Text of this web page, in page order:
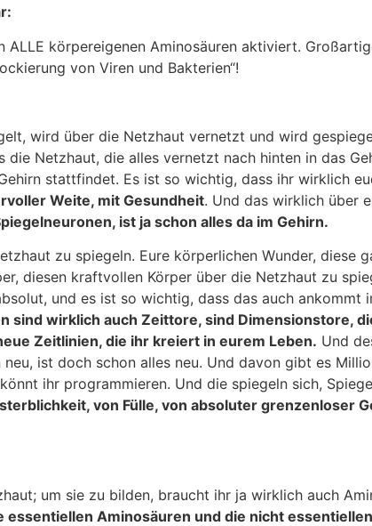
körpereigenen Aminosäuren aktiviert.
von Viren und Bakterien“!
wird über die Netzhaut vernetzt und wird
Netzhaut, die alles vernetzt nach hinten in das
stattfindet. Es ist so wichtig, dass ihr wirklich
Weite, mit Gesundheit. Und das wirklich über
ist ja schon alles da im Gehirn.
zu spiegeln. Eure körperlichen Wunder, diese
diesen kraftvollen Körper über die Netzhaut zu
und es ist so wichtig, dass das auch ankommt
wirklich auch Zeittore, sind Dimensionstore,
Zeitlinien, die ihr kreiert in eurem Leben. Und
ist doch schon alles neu. Und davon gibt es
ihr programmieren. Und die spiegeln sich,
von Fülle, von absoluter grenzenloser
um sie zu bilden, braucht ihr ja wirklich auch
Aminosäuren und die nicht